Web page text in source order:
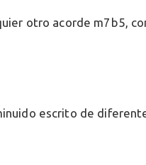
otro acorde m7b5,
escrito de